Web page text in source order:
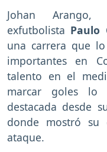
Johan Arango,
exfutbolista Paulo
una carrera que
importantes en
talento en el
marcar goles lo
destacada desde
donde mostró su
ataque.